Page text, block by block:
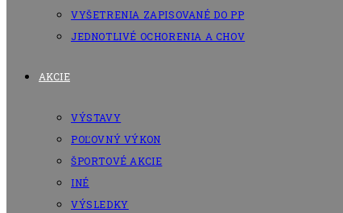
VYŠETRENIA ZAPISOVANÉ DO PP
JEDNOTLIVÉ OCHORENIA A CHOV
AKCIE
VÝSTAVY
POĽOVNÝ VÝKON
ŠPORTOVÉ AKCIE
INÉ
VÝSLEDKY